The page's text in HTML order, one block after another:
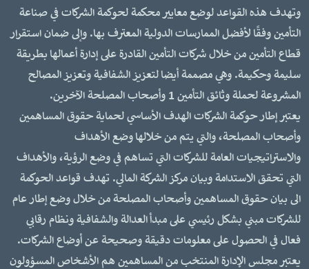
وتهدف هذه القواعد لوضع معايير محكمة لحوكمة الشركات في صناعة
التأمين وفقًا لأفضل الممارسات الدولية المعترف بها. وإلى ضمان استقرار
قطاع التأمين من خلال شركات التأمين القادرة على إدارة أعمالها بطريقة
سليمة وحكيمة. وهي مصممة أيضا لتعزيز الشفافية وتعزيز المصالح
المشروعة لحملة وثائق التأمين 1 وأصحاب المصلحة الآخرين.
يعتبر إطار حوكمة الشركات الهدف الأساسي لحماية حقوق المساهمين
وأصحاب المصلحة، والتي يتم من خلالها وضع الأهداف
والاستراتيجيات العامة للشركات التي تساهم في وضع الرؤية، والأهداف
التي تحقق الاستدامة وبيان مركز الشركة المالي. تهدف قواعد الحوكمة
الى بيان حقوق المساهمين وأصحاب المصلحة من خلال وضع إطار عام
للشركات مبني بشكل رئيسي على مبدأ العدالة والشفافية ونظام رقابي
فعال في الحصول على معلومات دقيقة وصحيحة عن أوضاع الشركات.
يعتبر مجلس الإدارة المنتخب من المساهمين هم الأشخاص المسؤولون